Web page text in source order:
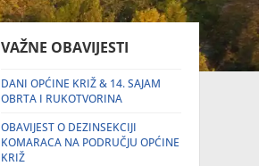
VAŽNE OBAVIJESTI
DANI OPĆINE KRIŽ & 14. SAJAM
OBRTA I RUKOTVORINA
OBAVIJEST O DEZINSEKCIJI
KOMARACA NA PODRUČJU OPĆINE
KRIŽ